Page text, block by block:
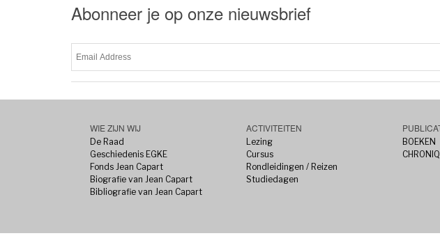
Abonneer je op onze nieuwsbrief
WIE ZIJN WIJ
De Raad
Geschiedenis EGKE
Fonds Jean Capart
Biografie van Jean Capart
Bibliografie van Jean Capart
ACTIVITEITEN
Lezing
Cursus
Rondleidingen / Reizen
Studiedagen
BOEKEN